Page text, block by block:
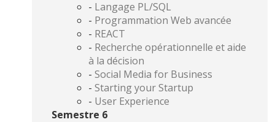
- Langage PL/SQL
- Programmation Web avancée
- REACT
- Recherche opérationnelle et aide
à la décision
- Social Media for Business
- Starting your Startup
- User Experience
Semestre 6